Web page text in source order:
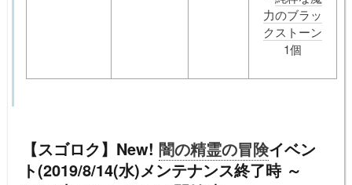
力のブラッ
クストーン
1個
【スゴロク】New! 闇の精霊の冒険イベン
ト(2019/8/14(水)メンテナンス終了時 ～